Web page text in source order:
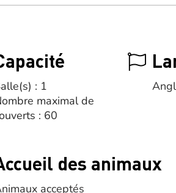
: 1
maximal de
: 60
des animaux
acceptés